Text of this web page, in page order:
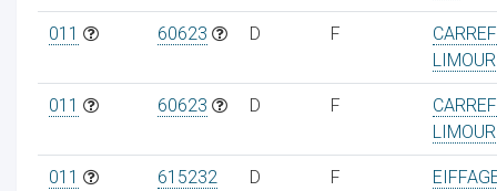
011 60623 D F
011 60623 D F
011 615232 D F